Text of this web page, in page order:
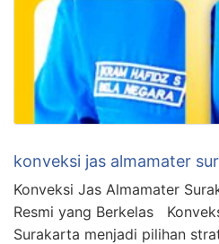
konveksi jas almamater
Konveksi Jas Almamater
Resmi yang Berkelas
Surakarta menjadi pilihan